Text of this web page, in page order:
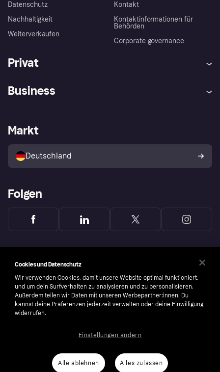
Datenschutz
Nachhaltigkeit
Weiterverkaufen
Kontakt
Kontaktinformationen für
Behörden
Corporate governance
Privat
Klarna App
Shops entdecken
Käuferschutzrichtlinie
Dein Widerrufsrecht
Business
Händlerportal
Markt
Deutschland
Folgen
number: 556737-0431
Cookies und Datenschutz
Wir verwenden Cookies, damit unsere Website optimal funktioniert,
und um dein Surfverhalten zu analysieren und zu personalisieren.
Außerdem teilen wir Daten mit unseren Werbepartner:innen. Du
kannst deine Präferenzen jederzeit verwalten oder deine Einwilligung
widerrufen.
Alle ablehnen Alles zulassen
Einstellungen ändern